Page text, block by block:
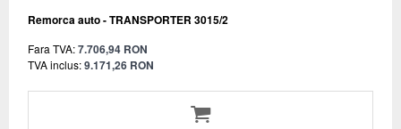
Remorca auto - TRANSPORTER 3015/2
Fara TVA:7.706,94 RON
TVA inclus:9.171,26 RON